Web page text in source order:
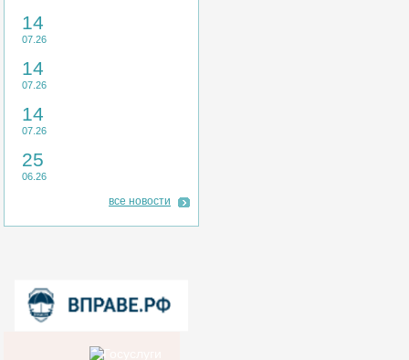
14
07.26
14
07.26
14
07.26
25
06.26
все новости